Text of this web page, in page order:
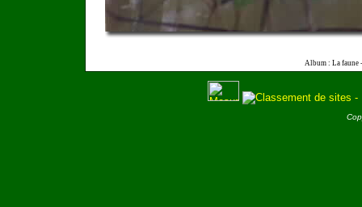
Album : La faune